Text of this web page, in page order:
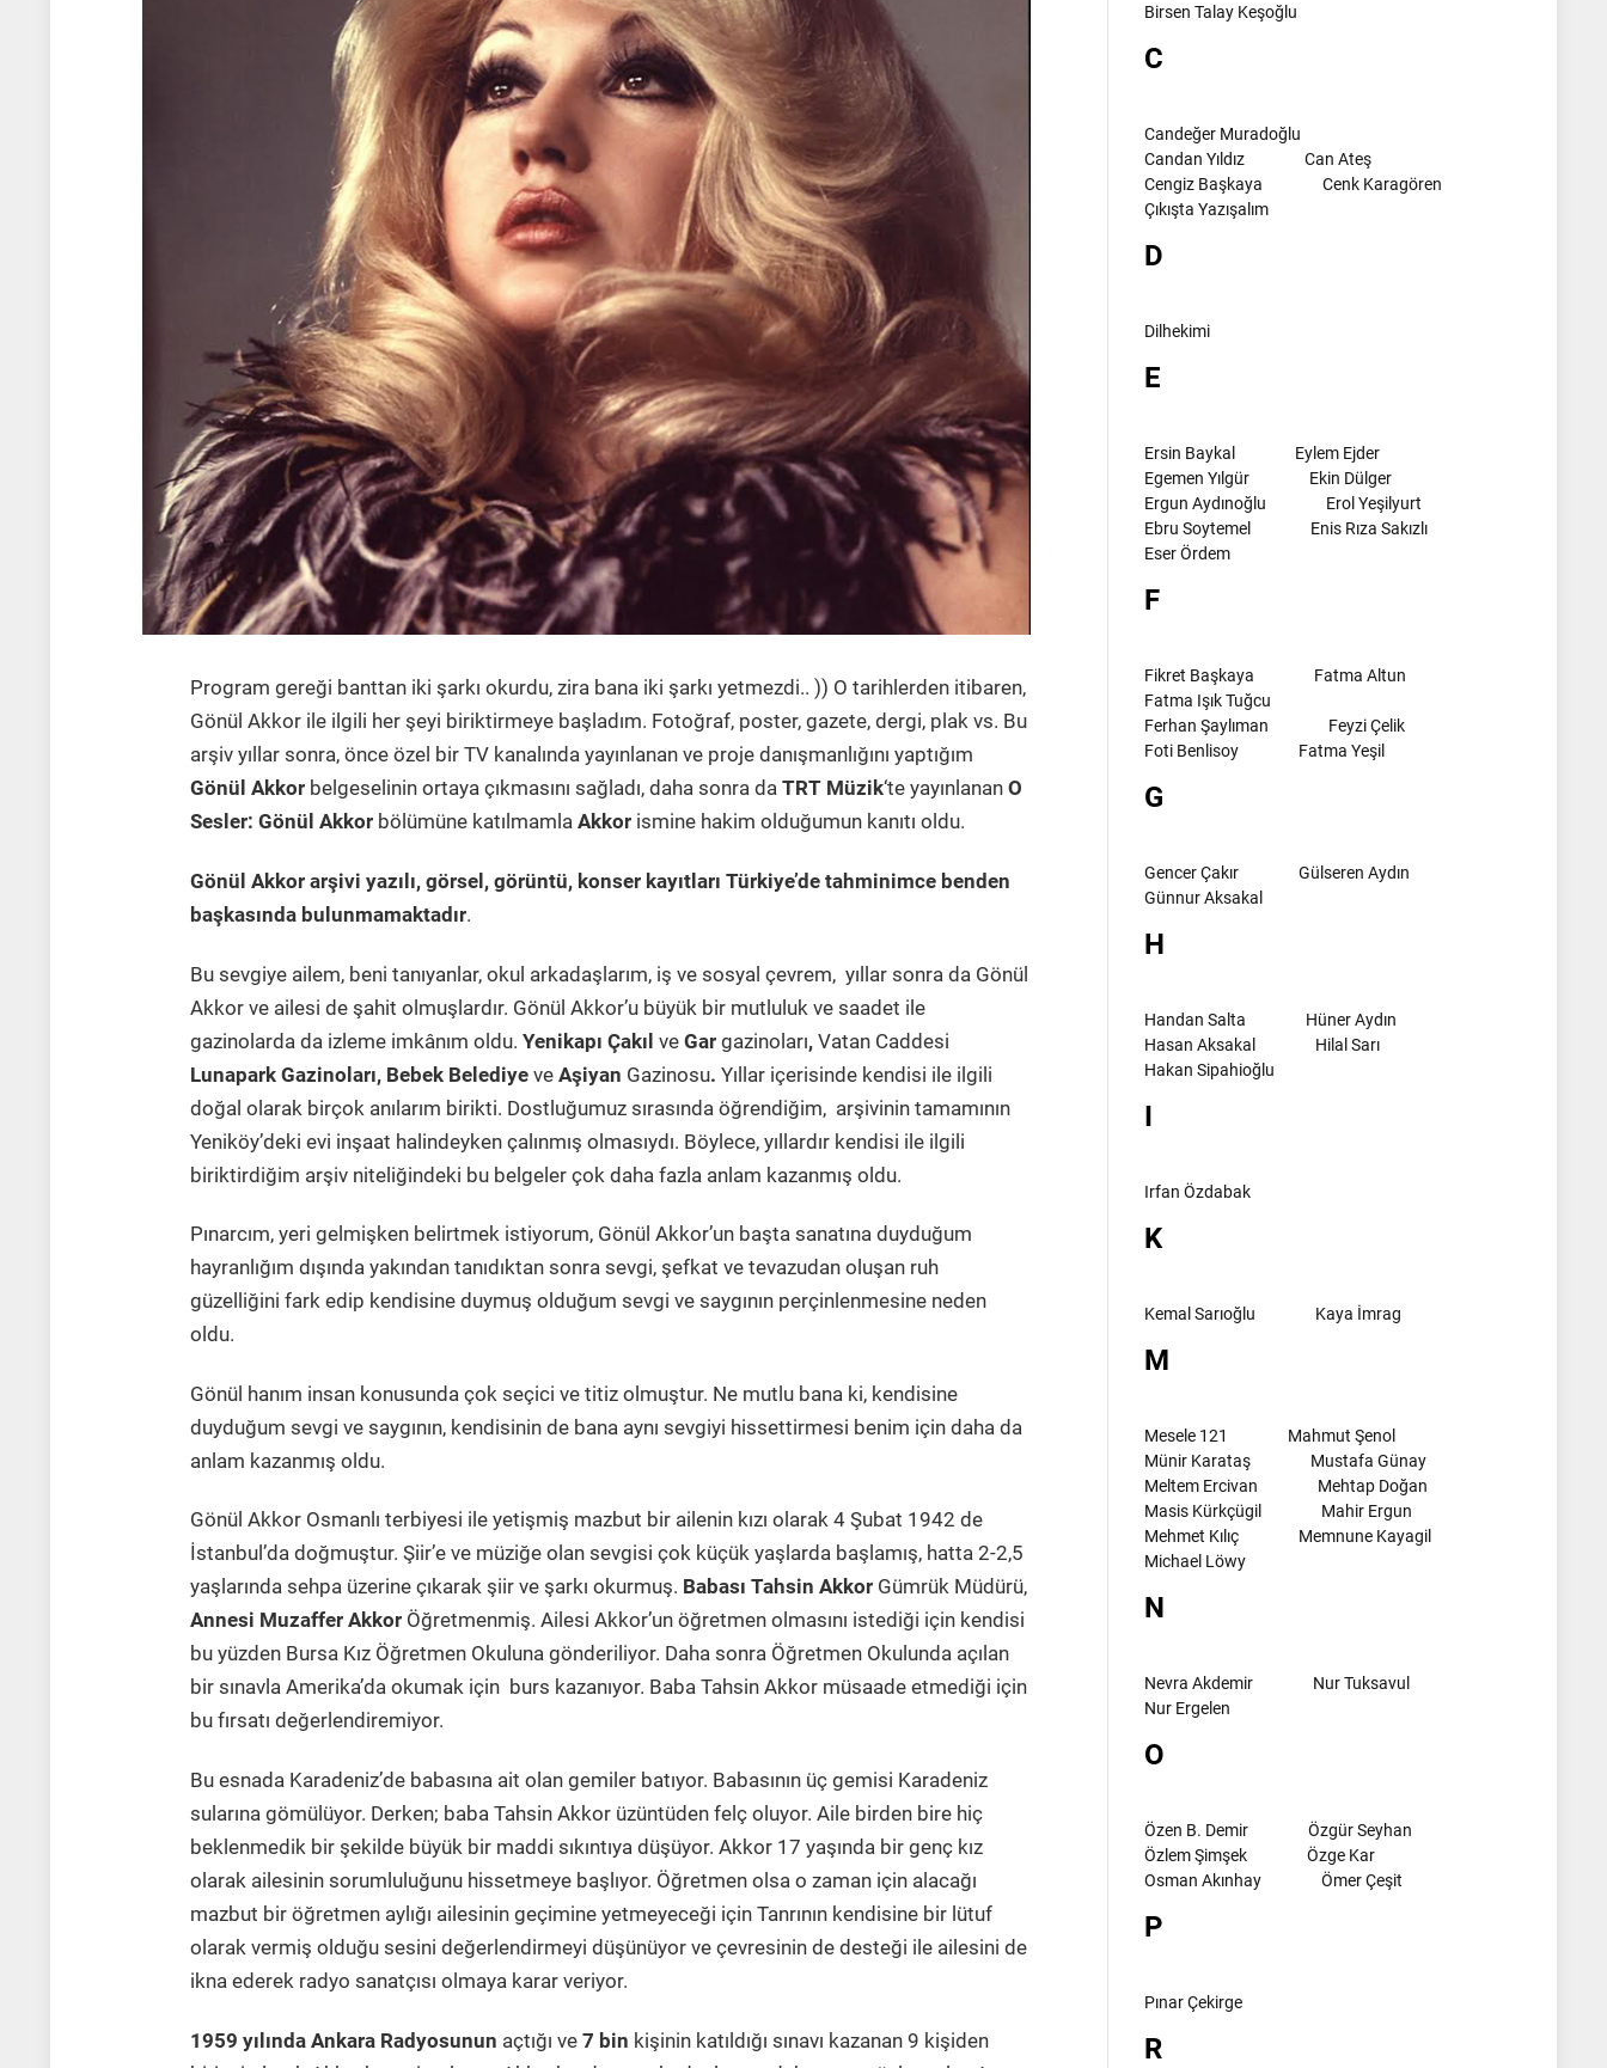
Program gereği banttan iki şarkı okurdu, zira bana iki şarkı yetmezdi.. )) O tarihlerden itibaren,
Gönül Akkor ile ilgili her şeyi biriktirmeye başladım. Fotoğraf, poster, gazete, dergi, plak vs. Bu
arşiv yıllar sonra, önce özel bir TV kanalında yayınlanan ve proje danışmanlığını yaptığım
Gönül Akkor belgeselininortaya çıkmasını sağladı, daha sonra da TRT Müzik‘te yayınlanan O
Sesler: Gönül Akkor bölümüne katılmamla Akkorismine hakim olduğumun kanıtı oldu.
Gönül Akkor arşivi yazılı, görsel, görüntü, konser kayıtları Türkiye’de tahminimce benden
başkasında bulunmamaktadır.
Bu sevgiye ailem, beni tanıyanlar, okul arkadaşlarım, iş ve sosyal çevrem, yıllar sonra da Gönül
Akkor ve ailesi de şahit olmuşlardır. Gönül Akkor’u büyük bir mutluluk ve saadet ile
gazinolarda da izleme imkânım oldu. Yenikapı Çakıl ve Gar gazinoları, Vatan Caddesi
Lunapark Gazinoları, Bebek Belediye veAşiyan Gazinosu. Yıllar içerisinde kendisi ile ilgili
doğal olarak birçok anılarım birikti. Dostluğumuz sırasında öğrendiğim, arşivinin tamamının
Yeniköy’deki evi inşaat halindeyken çalınmış olmasıydı. Böylece, yıllardır kendisi ile ilgili
biriktirdiğim arşiv niteliğindeki bu belgeler çok daha fazla anlam kazanmış oldu.
Pınarcım, yeri gelmişken belirtmek istiyorum, Gönül Akkor’un başta sanatına duyduğum
hayranlığım dışında yakından tanıdıktan sonra sevgi, şefkat ve tevazudan oluşan ruh
güzelliğini fark edip kendisine duymuş olduğum sevgi ve saygının perçinlenmesine neden
oldu.
Gönül hanım insan konusunda çok seçici ve titiz olmuştur. Ne mutlu bana ki, kendisine
duyduğum sevgi ve saygının, kendisinin de bana aynı sevgiyi hissettirmesi benim için daha da
anlam kazanmış oldu.
Gönül Akkor Osmanlı terbiyesi ile yetişmiş mazbut bir ailenin kızı olarak 4 Şubat 1942 de
İstanbul’da doğmuştur. Şiir’e ve müziğe olan sevgisi çok küçük yaşlarda başlamış, hatta 2-2,5
yaşlarında sehpa üzerine çıkarak şiir ve şarkı okurmuş. Babası Tahsin AkkorGümrük Müdürü,
Annesi Muzaffer AkkorÖğretmenmiş. Ailesi Akkor’un öğretmen olmasını istediği için kendisi
bu yüzden Bursa Kız Öğretmen Okuluna gönderiliyor. Daha sonra Öğretmen Okulunda açılan
bir sınavla Amerika’da okumak için burs kazanıyor. Baba Tahsin Akkor müsaade etmediği için
bu fırsatı değerlendiremiyor.
Bu esnada Karadeniz’de babasına ait olan gemiler batıyor. Babasının üç gemisi Karadeniz
sularına gömülüyor. Derken; baba Tahsin Akkor üzüntüden felç oluyor. Aile birden bire hiç
beklenmedik bir şekilde büyük bir maddi sıkıntıya düşüyor. Akkor 17 yaşında bir genç kız
olarak ailesinin sorumluluğunu hissetmeye başlıyor. Öğretmen olsa o zaman için alacağı
mazbut bir öğretmen aylığı ailesinin geçimine yetmeyeceği için Tanrının kendisine bir lütuf
olarak vermiş olduğu sesini değerlendirmeyi düşünüyor ve çevresinin de desteği ile ailesini de
ikna ederek radyo sanatçısı olmaya karar veriyor.
1959 yılında Ankara Radyosunun açtığı ve 7 bin kişinin katıldığı sınavı kazanan 9 kişiden
Birsen Talay Keşoğlu
C
Candeğer Muradoğlu
Candan Yıldız
Can Ateş
Cengiz Başkaya
Cenk Karagören
Çıkışta Yazışalım
D
Dilhekimi
E
Ersin Baykal
Eylem Ejder
Egemen Yılgür
Ekin Dülger
Ergun Aydınoğlu
Erol Yeşilyurt
Ebru Soytemel
Enis Rıza Sakızlı
Eser Ördem
F
Fikret Başkaya
Fatma Altun
Fatma Işık Tuğcu
Ferhan Şaylıman
Feyzi Çelik
Foti Benlisoy
Fatma Yeşil
G
Gencer Çakır
Gülseren Aydın
Günnur Aksakal
H
Handan Salta
Hüner Aydın
Hasan Aksakal
Hilal Sarı
Hakan Sipahioğlu
I
Irfan Özdabak
K
Kemal Sarıoğlu Kaya İmrag
M
Mesele 121
Mahmut Şenol
Münir Karataş
Mustafa Günay
Meltem Ercivan
Mehtap Doğan
Masis Kürkçügil
Mahir Ergun
Mehmet Kılıç
Memnune Kayagil
Michael Löwy
N
Nevra Akdemir
Nur Tuksavul
Nur Ergelen
O
Özen B. Demir
Özgür Seyhan
Özlem Şimşek
Özge Kar
Osman Akınhay
Ömer Çeşit
P
Pınar Çekirge
R